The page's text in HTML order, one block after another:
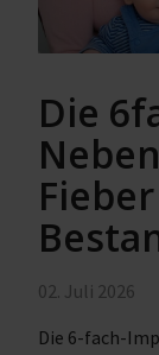
Die
02. Juli 2026
Die 6-fach-